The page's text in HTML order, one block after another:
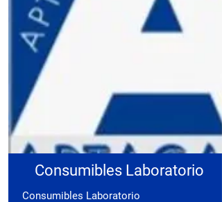
Consumibles Laboratorio
Consumibles Laboratorio